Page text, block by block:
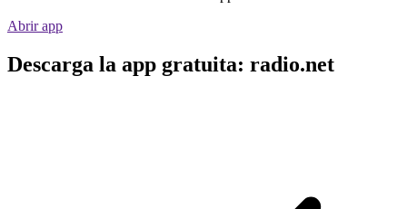
Abrir app
Descarga la app gratuita: radio.net